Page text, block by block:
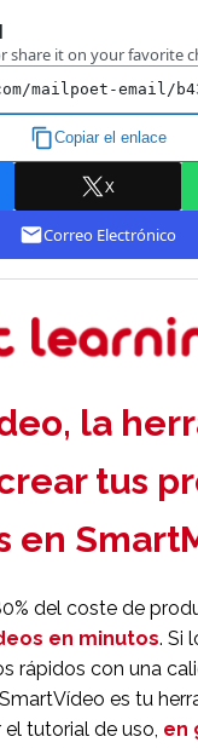
la
tus
en
del coste de
en minutos. Si
rápidos con una
SmartVídeo es tu
tutorial de uso, en